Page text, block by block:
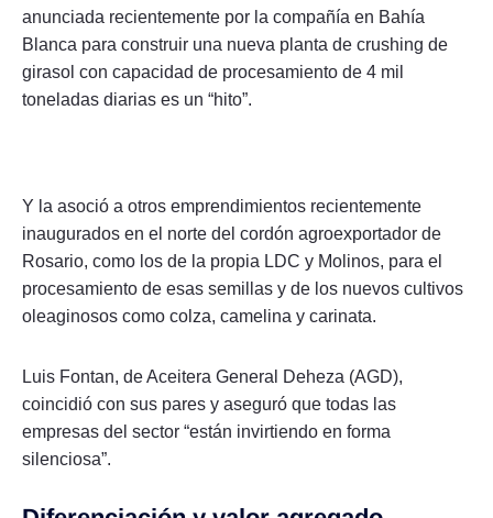
anunciada recientemente por la compañía en Bahía
Blanca para construir una nueva planta de crushing de
girasol con capacidad de procesamiento de 4 mil
toneladas diarias es un “hito”.
Y la asoció a otros emprendimientos recientemente
inaugurados en el norte del cordón agroexportador de
Rosario, como los de la propia LDC y Molinos, para el
procesamiento de esas semillas y de los nuevos cultivos
oleaginosos como colza, camelina y carinata.
Luis Fontan, de Aceitera General Deheza (AGD),
coincidió con sus pares y aseguró que todas las
empresas del sector “están invirtiendo en forma
silenciosa”.